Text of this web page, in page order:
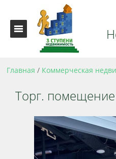
Главная / Коммерческая
Торг.